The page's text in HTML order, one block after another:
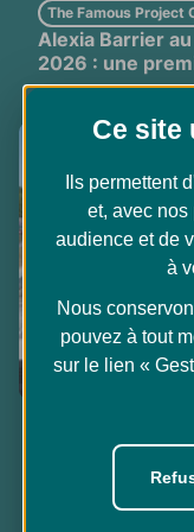
Alexia Barrier
2026 : une
The Famous Project
Benoît Duployer
apprentissage
Ce site
Ils permettent
et, avec nos
audience et de
à
Nous
pouvez à tout
sur le lien «